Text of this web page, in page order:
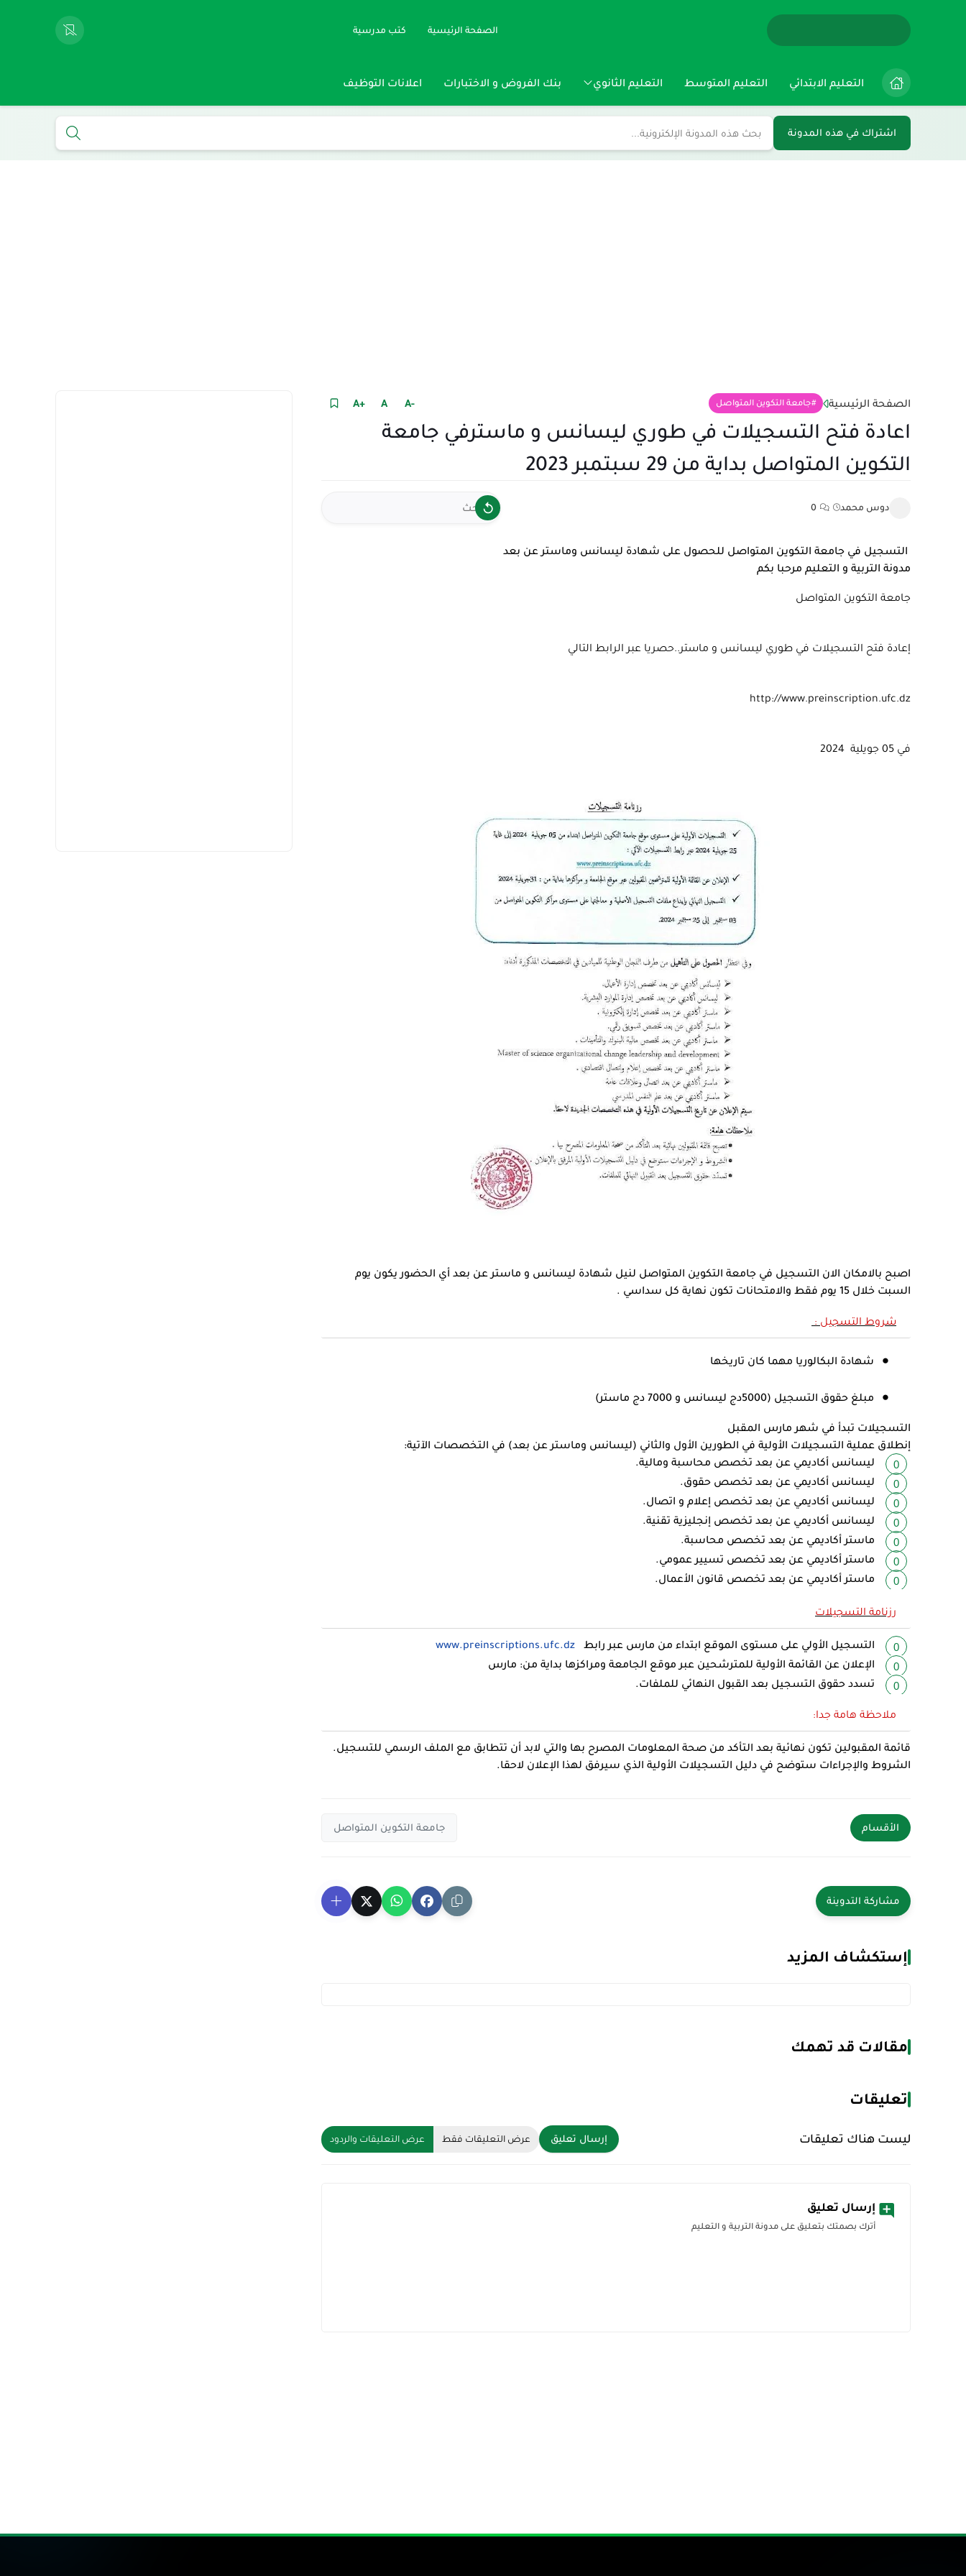
الصفحة الرئيسية كتب مدرسية
التعليم الابتدائي التعليم المتوسط التعليم الثانوي بنك الفروض و الاختبارات اعلانات التوظيف
اشتراك في هذه المدونة
الصفحة الرئيسية جامعة التكوين المتواصل +A A -A
اعادة فتح التسجيلات في طوري ليسانس و ماسترفي جامعة
التكوين المتواصل بداية من 29 سبتمبر 2023
دوس محمد 0
التسجيل في جامعة التكوين المتواصل للحصول على شهادة ليسانس وماستر عن بعد
مدونة التربية و التعليم مرحبا بكم
جامعة التكوين المتواصل
إعادة فتح التسجيلات في طوري ليسانس و ماستر..حصريا عبر الرابط التالي
http://www.preinscription.ufc.dz
في 05 جويلية 2024
اصبح بالامكان الان التسجيل في جامعة التكوين المتواصل لنيل شهادة ليسانس و ماستر عن بعد أي الحضور يكون يوم
السبت خلال 15 يوم فقط والامتحانات تكون نهاية كل سداسي .
شروط التسجيل :
شهادة البكالوريا مهما كان تاريخها
مبلغ حقوق التسجيل (5000دج ليسانس و 7000 دج ماستر)
التسجيلات تبدأ في شهر مارس المقبل
إنطلاق عملية التسجيلات الأولية في الطورين الأول والثاني (ليسانس وماستر عن بعد) في التخصصات الآتية:
ليسانس أكاديمي عن بعد تخصص محاسبة ومالية.
ليسانس أكاديمي عن بعد تخصص حقوق.
ليسانس أكاديمي عن بعد تخصص إعلام و اتصال.
ليسانس أكاديمي عن بعد تخصص إنجليزية تقنية.
ماستر أكاديمي عن بعد تخصص محاسبة.
ماستر أكاديمي عن بعد تخصص تسيير عمومي.
ماستر أكاديمي عن بعد تخصص قانون الأعمال.
رزنامة التسجيلات
التسجيل الأولي على مستوى الموقع ابتداء من مارس عبر رابط www.preinscriptions.ufc.dz
الإعلان عن القائمة الأولية للمترشحين عبر موقع الجامعة ومراكزها بداية من: مارس
تسدد حقوق التسجيل بعد القبول النهائي للملفات.
ملاحظة هامة جدا:
قائمة المقبولين تكون نهائية بعد التأكد من صحة المعلومات المصرح بها والتي لابد أن تتطابق مع الملف الرسمي للتسجيل.
الشروط والإجراءات ستوضح في دليل التسجيلات الأولية الذي سيرفق لهذا الإعلان لاحقا.
الأقسام جامعة التكوين المتواصل
إستكشاف المزيد
مقالات قد تهمك
تعليقات
ليست هناك تعليقات إرسال تعليق عرض التعليقات فقط عرض التعليقات والردود
إرسال تعليق
أترك بصمتك بتعليق على مدونة التربية و التعليم